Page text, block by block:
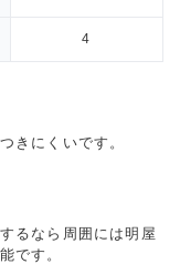
4
きにくいです。
るなら周囲には明屋
です。